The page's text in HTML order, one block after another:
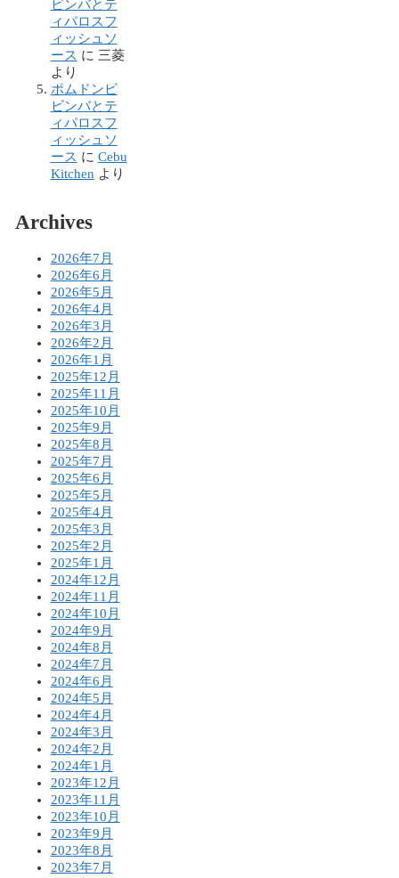
ビンバとテ
ィパロスフ
ィッシュソ
ース に 三菱
より
ポムドンビ
ビンバとテ
ィパロスフ
ィッシュソ
ース に Cebu
Kitchen より
Archives
2026年7月
2026年6月
2026年5月
2026年4月
2026年3月
2026年2月
2026年1月
2025年12月
2025年11月
2025年10月
2025年9月
2025年8月
2025年7月
2025年6月
2025年5月
2025年4月
2025年3月
2025年2月
2025年1月
2024年12月
2024年11月
2024年10月
2024年9月
2024年8月
2024年7月
2024年6月
2024年5月
2024年4月
2024年3月
2024年2月
2024年1月
2023年12月
2023年11月
2023年10月
2023年9月
2023年8月
2023年7月